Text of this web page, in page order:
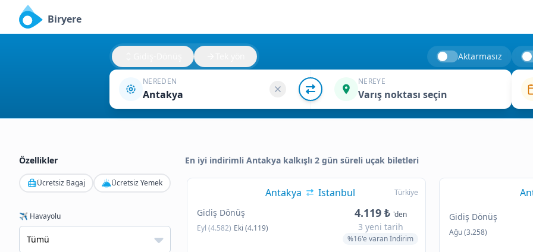
Biryere
Aktarmasız
NEREDEN
Antakya
NEREYE
Varış noktası seçin
Özellikler
Ücretsiz Bagaj Ücretsiz Yemek
✈️ Havayolu
En iyi indirimli Antakya kalkışlı 2 gün süreli uçak biletleri
Türkiye
Antakya Istanbul
Gidiş Dönüş
Eyl (4.582) Eki (4.119)
4.119 ₺ 'den
3 yeni tarih
%16'e varan İndirim
Gidiş Dönüş
Ağu (3.258)